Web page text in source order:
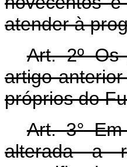
atender à
Art. 2º Os
artigo
próprios do
Art. 3°
alterada a